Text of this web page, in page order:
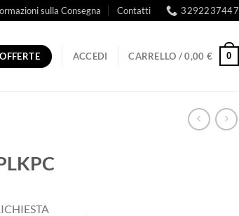
sulla Consegna Contatti 3292237447
OFFERTE ACCEDI CARRELLO /0,00 € 0